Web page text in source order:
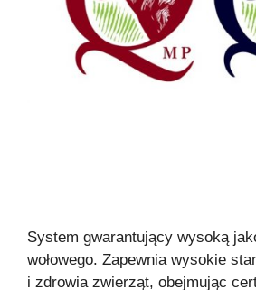
System gwarantujący wysoką
wołowego. Zapewnia wysokie
i zdrowia zwierząt, obejmując